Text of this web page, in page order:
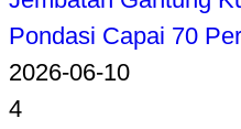
Pondasi Capai 70
2026-06-10
4